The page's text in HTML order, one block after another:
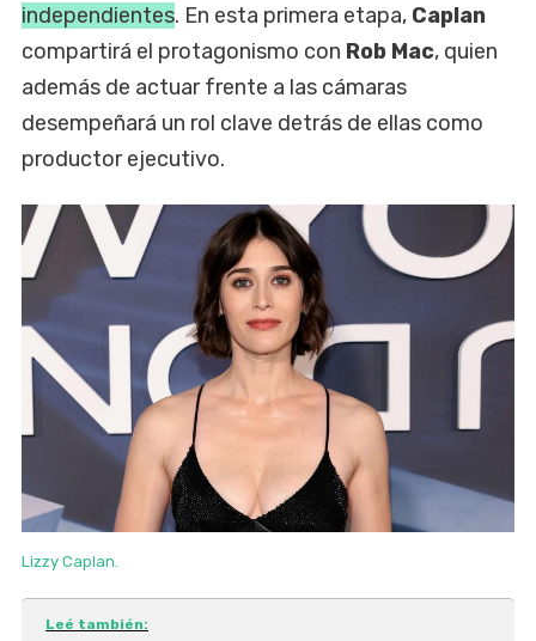
independientes. En esta primera etapa, Caplan
compartirá el protagonismo con Rob Mac, quien
además de actuar frente a las cámaras
desempeñará un rol clave detrás de ellas como
productor ejecutivo.
Lizzy Caplan.
Leé también: